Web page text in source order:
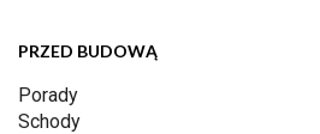
PRZED BUDOWĄ
Porady
Schody